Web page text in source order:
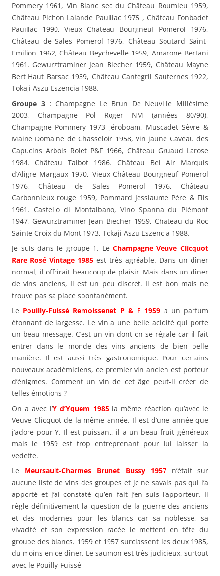
Pommery 1961, Vin Blanc sec du Château Roumieu 1959,
Château Pichon Lalande Pauillac 1975 , Château Fonbadet
Pauillac 1990, Vieux Château Bourgneuf Pomerol 1976,
Château de Sales Pomerol 1976, Château Soutard Saint-
Emilion 1962, Château Beychevelle 1959, Amarone Bertani
1961, Gewurztraminer Jean Biecher 1959, Château Mayne
Bert Haut Barsac 1939, Château Cantegril Sauternes 1922,
Tokaji Aszu Eszencia 1988.
Groupe 3: Champagne Le Brun De Neuville Millésime
2003, Champagne Pol Roger NM (années 80/90),
Champagne Pommery 1973 jéroboam, Muscadet Sèvre &
Maine Domaine de Chasseloir 1958, Vin jaune Caveau des
Capucins Arbois Rolet P&F 1966, Château Gruaud Larose
1984, Château Talbot 1986, Château Bel Air Marquis
d’Aligre Margaux 1970, Vieux Château Bourgneuf Pomerol
1976, Château de Sales Pomerol 1976, Château
Carbonnieux rouge 1959, Pommard Jessiaume Père & Fils
1961, Castello di Montalbano, Vino Spanna du Piémont
1947, Gewurztraminer Jean Biecher 1959, Château du Roc
Sainte Croix du Mont 1973, Tokaji Aszu Eszencia 1988.
Je suis dans le groupe 1. Le Champagne Veuve Clicquot
Rare Rosé Vintage 1985 est très agréable. Dans un dîner
normal, il offrirait beaucoup de plaisir. Mais dans un dîner
de vins anciens, Il est un peu discret. Il est bon mais ne
trouve pas sa place spontanément.
Le Pouilly-Fuissé Remoissenet P & F 1959 a un parfum
étonnant de largesse. Le vin a une belle acidité qui porte
un beau message. C’est un vin dont on se régale car il fait
entrer dans le monde des vins anciens de bien belle
manière. Il est aussi très gastronomique. Pour certains
nouveaux académiciens, ce premier vin ancien est porteur
d’énigmes. Comment un vin de cet âge peut-il créer de
telles émotions ?
On a avec l’Y d’Yquem 1985la même réaction qu’avec le
Veuve Clicquot de la même année. Il est d’une année que
j’adore pour Y. Il est puissant, il a un beau fruit généreux
mais le 1959 est trop entreprenant pour lui laisser la
vedette.
Le Meursault-Charmes Brunet Bussy 1957n’était sur
aucune liste de vins des groupes et je ne savais pas qui l’a
apporté et j’ai constaté qu’en fait j’en suis l’apporteur. Il
règle définitivement la question de la guerre des anciens
et des modernes pour les blancs car sa noblesse, sa
vivacité et son expression racée le mettent en tête du
groupe des blancs. 1959 et 1957 surclassent les deux 1985,
du moins en ce dîner. Le saumon est très judicieux, surtout
avec le Pouilly-Fuissé.